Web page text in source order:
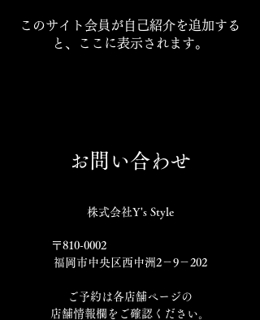
このサイト会員が自己紹介を追加する
と、ここに表示されます。
お問い合わせ
株式会社Y's Style
〒810-0002
福岡市中央区西中洲2－9－202
​ご予約は各店舗ページの
店舗情報欄をご確認ください。